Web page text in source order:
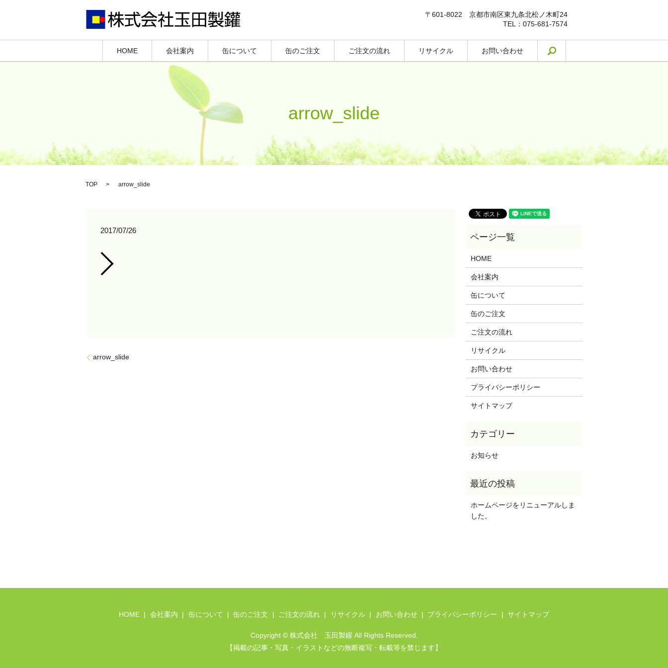
〒601-8022 京都市南区東九条北松ノ木町24
TEL：075-681-7574
HOME 会社案内 缶について 缶のご注文 ご注文の流れ リサイクル お問い合わせ search
arrow_slide
TOP arrow_slide
2017/07/26
arrow_slide
HOME
会社案内
缶について
缶のご注文
ご注文の流れ
リサイクル
お問い合わせ
プライバシーポリシー
サイトマップ
お知らせ
ホームページをリニューアルしま
した。
HOME 会社案内 缶について 缶のご注文 ご注文の流れ リサイクル お問い合わせ プライバシーポリシー サイトマップ
Copyright © 株式会社 玉田製鑵 All Rights Reserved.
【掲載の記事・写真・イラストなどの無断複写・転載等を禁じます】